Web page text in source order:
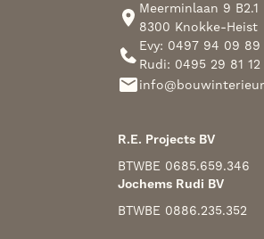
Meerminlaan 9 B2.1
8300 Knokke-Heist
Evy: 0497 94 09 89
Rudi: 0495 29 81 12
R.E. Projects BV
BTWBE 0685.659.346
Jochems Rudi BV
BTWBE 0886.235.352